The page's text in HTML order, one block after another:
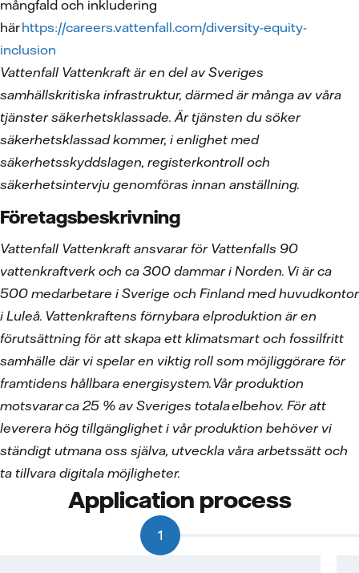
mångfald och inkludering
härhttps://careers.vattenfall.com/diversity-equity-
inclusion
Vattenfall Vattenkraft är en del av Sveriges
samhällskritiska infrastruktur, därmed är många av våra
tjänster säkerhetsklassade. Är tjänsten du söker
säkerhetsklassad kommer, i enlighet med
säkerhetsskyddslagen, registerkontroll och
säkerhetsintervju genomföras innan anställning.
Företagsbeskrivning
Vattenfall Vattenkraft ansvarar för Vattenfalls 90
vattenkraftverk och ca 300 dammar i Norden. Vi är ca
500 medarbetare i Sverige och Finland med huvudkontor
i Luleå. Vattenkraftens förnybara elproduktion är en
förutsättning för att skapa ett klimatsmart och fossilfritt
samhälle där vi spelar en viktig roll som möjliggörare för
framtidens hållbara energisystem. Vår produktion
motsvarar ca 25 % av Sveriges totala elbehov. För att
leverera hög tillgänglighet i vår produktion behöver vi
ständigt utmana oss själva, utveckla våra arbetssätt och
ta tillvara digitala möjligheter.
Application process
1